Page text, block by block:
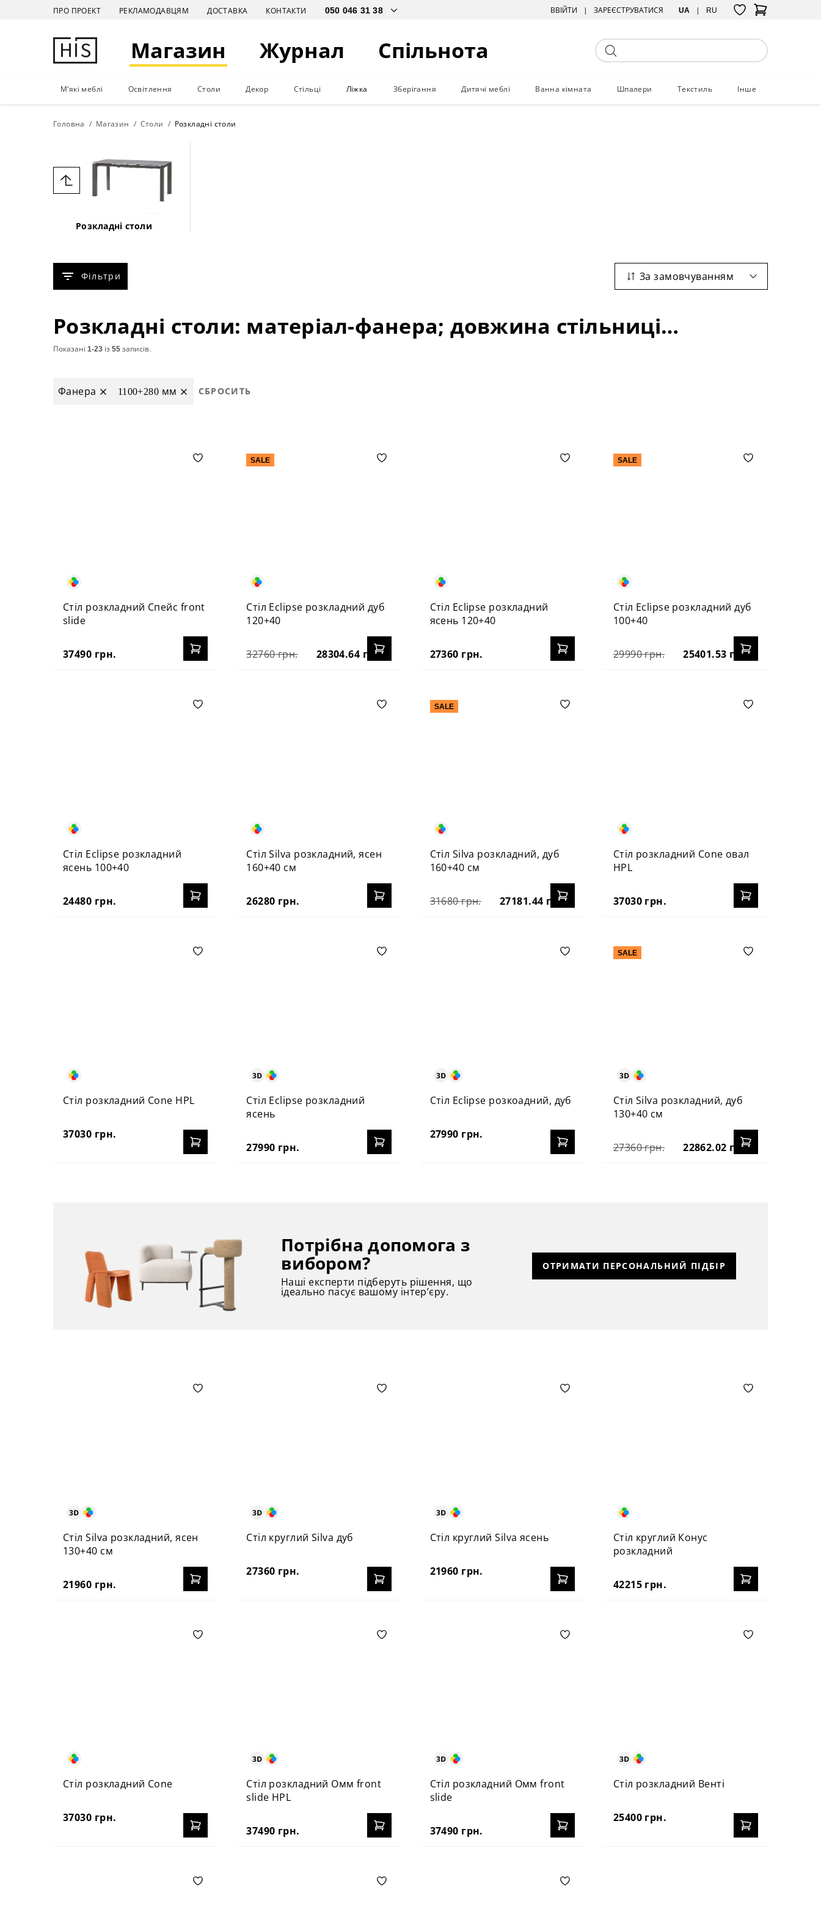
ПРО ПРОЕКТ РЕКЛАМОДАВЦЯМ ДОСТАВКА КОНТАКТИ ВВІЙТИ ЗАРЕЄСТРУВАТИСЯ UA RU
Магазин Журнал Спільнота
М'які меблі Освітлення Столи Декор Стільці Ліжка Зберігання Дитячі меблі Ванна кімната Шпалери Текстиль Інше
Головна Магазин Столи Розкладні столи
Розкладні столи
Фільтри За замовчуванням
Розкладні столи: матеріал-фанера; довжина стільниці-1100+280 мм;
Показані 1-23 із55записів.
Фанера 1100+280 мм СБРОСИТЬ
Стіл розкладний Спейс front
slide
37490 грн.
SALE
Стіл Eclipse розкладний дуб
120+40
32760 грн. 28304.64 грн.
Стіл Eclipse розкладний
ясень 120+40
27360 грн.
SALE
Стіл Eclipse розкладний дуб
100+40
29990 грн. 25401.53 грн.
Стіл Eclipse розкладний
ясень 100+40
24480 грн.
Стіл Silva розкладний, ясен
160+40 см
26280 грн.
SALE
Стіл Silva розкладний, дуб
160+40 см
31680 грн. 27181.44 грн.
Стіл розкладний Cone овал
HPL
37030 грн.
Стіл розкладний Cone HPL
37030 грн.
Стіл Eclipse розкладний
ясень
27990 грн.
Стіл Eclipse розкоадний, дуб
27990 грн.
SALE
Стіл Silva розкладний, дуб
130+40 см
27360 грн. 22862.02 грн.
Потрібна допомога з
вибором?
Наші експерти підберуть рішення, що
ідеально пасує вашому інтер’єру.
ОТРИМАТИ ПЕРСОНАЛЬНИЙ ПІДБІР
Стіл Silva розкладний, ясен
130+40 см
21960 грн.
Стіл круглий Silva дуб
27360 грн.
Стіл круглий Silva ясень
21960 грн.
Стіл круглий Конус
розкладний
42215 грн.
Стіл розкладний Cone
37030 грн.
Стіл розкладний Омм front
slide HPL
37490 грн.
Стіл розкладний Омм front
slide
37490 грн.
Стіл розкладний Венті
25400 грн.